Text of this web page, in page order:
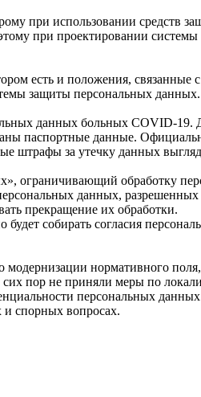
при использовании средств
при проектировании
есть и положения,
защиты персональных данных.
данных больных COVID-19.
паспортные данные.
штрафы за утечку данных
обработку
данных,
прекращение их обработки.
собирать согласия
нормативного
пор не приняли меры по
персональных
и спорных вопросах.